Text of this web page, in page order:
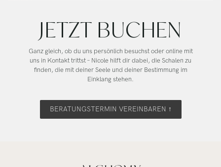
JETZT BUCHEN
Ganz gleich, ob du uns persönlich besuchst oder online mit
uns in Kontakt trittst – Nicole hilft dir dabei, die Schalen zu
finden, die mit deiner Seele und deiner Bestimmung im
Einklang stehen.
BERATUNGSTERMIN VEREINBAREN ↑